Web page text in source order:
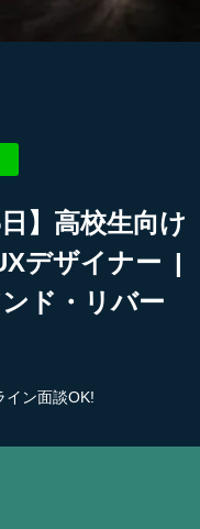
】高校生向け
デザイナー |
ド・リバー
イン面談OK!